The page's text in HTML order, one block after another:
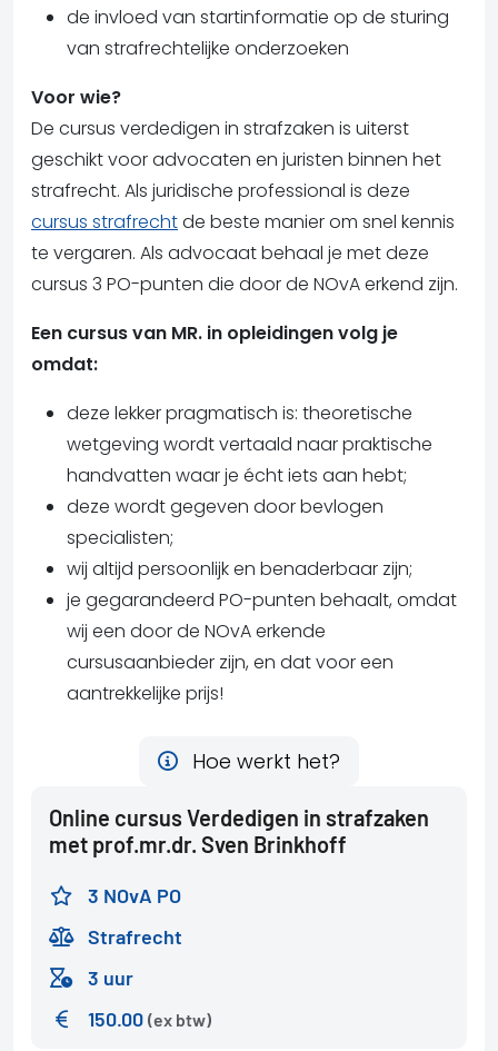
de invloed van startinformatie op de sturing
van strafrechtelijke onderzoeken
Voor wie?
De cursus verdedigen in strafzaken is uiterst
geschikt voor advocaten en juristen binnen het
strafrecht. Als juridische professional is deze
cursus strafrechtde beste manier om snel kennis
te vergaren. Als advocaat behaal je met deze
cursus 3 PO-punten die door de NOvA erkend zijn.
Een cursus van MR. in opleidingen volg je
omdat:
deze lekker pragmatisch is: theoretische
wetgeving wordt vertaald naar praktische
handvatten waar je écht iets aan hebt;
deze wordt gegeven door bevlogen
specialisten;
wij altijd persoonlijk en benaderbaar zijn;
je gegarandeerd PO-punten behaalt, omdat
wij een door de NOvA erkende
cursusaanbieder zijn, en dat voor een
aantrekkelijke prijs!
Hoe werkt het?
Online cursus Verdedigen in strafzaken
met prof.mr.dr. Sven Brinkhoff
3 NOvA PO
Strafrecht
3 uur
150.00 (ex btw)